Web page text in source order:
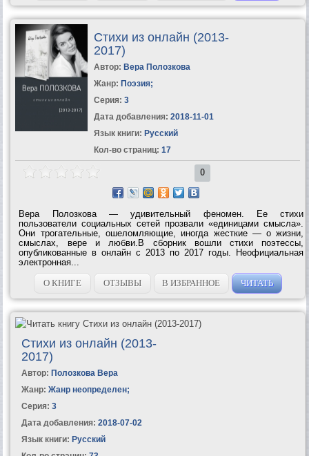
Стихи из онлайн (2013-
2017)
Автор: Вера Полозкова
Жанр: Поэзия;
Серия: 3
Дата добавления: 2018-11-01
Язык книги: Русский
Кол-во страниц: 17
0
Вера Полозкова — удивительный феномен. Ее стихи
пользователи социальных сетей прозвали «единицами смысла».
Они трогательные, ошеломляющие, иногда жесткие — о жизни,
смыслах, вере и любви.В сборник вошли стихи поэтессы,
опубликованные в онлайн с 2013 по 2017 годы. Неофициальная
электронная...
О КНИГЕ
ОТЗЫВЫ В ИЗБРАННОЕ ЧИТАТЬ
Стихи из онлайн (2013-
2017)
Автор: Полозкова Вера
Жанр: Жанр неопределен;
Серия: 3
Дата добавления: 2018-07-02
Язык книги: Русский